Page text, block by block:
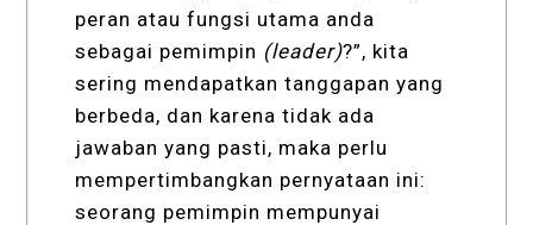
peran atau fungsi utama anda
sebagai pemimpin (leader)?”, kita
sering mendapatkan tanggapan yang
berbeda, dan karena tidak ada
jawaban yang pasti, maka perlu
mempertimbangkan pernyataan ini:
seorang pemimpin mempunyai